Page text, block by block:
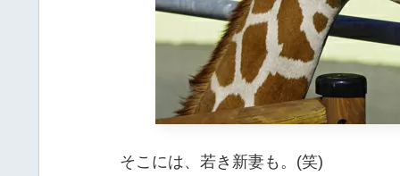
そこには、若き新妻も。(笑)